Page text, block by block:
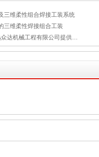
三维柔性组合焊接工装系统
三维柔性焊接组合工装